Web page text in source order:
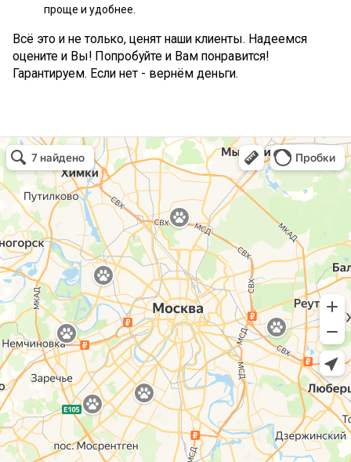
проще и удобнее.
Всё это и не только, ценят наши клиенты. Надеемся
оцените и Вы! Попробуйте и Вам понравится!
Гарантируем. Если нет - вернём деньги.